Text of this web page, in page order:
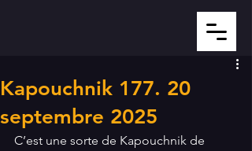
Kapouchnik 177. 20
septembre 2025
C’est une sorte de Kapouchnik de